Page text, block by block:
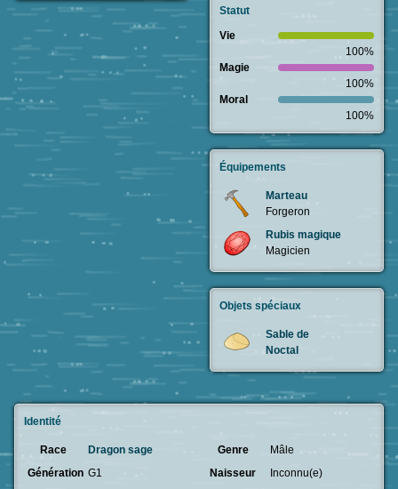
Identité
Race Dragon sage Genre
Mâle
Génération G1 Naisseur
Inconnu(e)
Statut
Vie
100%
Magie
100%
Moral
100%
Équipements
Marteau
Forgeron
Rubis magique
Magicien
Objets spéciaux
Sable de
Noctal